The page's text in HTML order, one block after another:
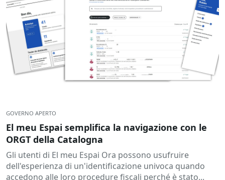
GOVERNO APERTO
El meu Espai semplifica la navigazione con le
ORGT della Catalogna
Gli utenti di El meu Espai Ora possono usufruire
dell'esperienza di un'identificazione univoca quando
accedono alle loro procedure fiscali perché è stato...